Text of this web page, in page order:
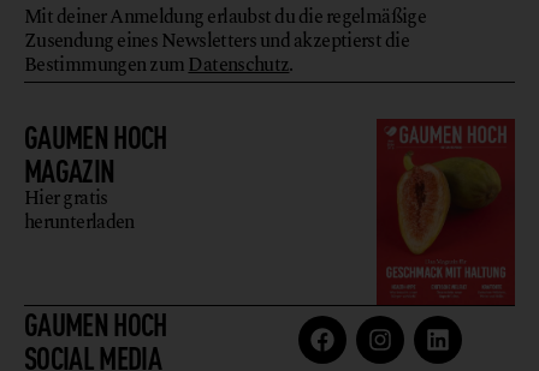
GAUMEN HOCH
MAGAZIN
Hier gratis
herunterladen
GAUMEN HOCH
SOCIAL MEDIA
Mit deiner Anmeldung erlaubst du die regelmäßige
Zusendung eines Newsletters und akzeptierst die
Bestimmungen zumDatenschutz.